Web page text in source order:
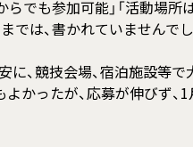
からでも参加可能」「活動
では、書かれていませんでし
に、競技会場、宿泊施設等
よかったが、応募が伸びず、